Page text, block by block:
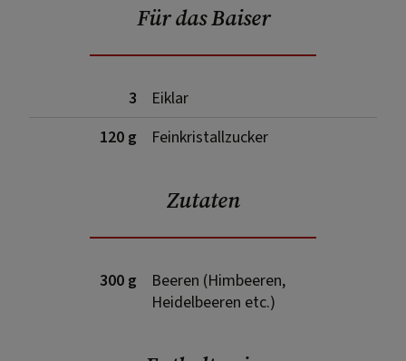
Für das Baiser
3
Eiklar
120 g
Feinkristallzucker
Zutaten
300 g
Beeren (Himbeeren,
Heidelbeeren etc.)